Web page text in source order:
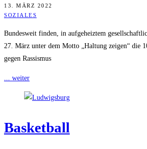
13. MÄRZ 2022
SOZIALES
Bundesweit finden, in aufgeheiztem
27. März unter dem Motto „Haltung zeigen“ die
gegen Rassismus
... weiter
Bas­ket­ball